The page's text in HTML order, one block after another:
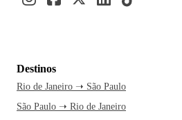
Destinos
Rio de Janeiro ➝ São Paulo
São Paulo ➝ Rio de Janeiro